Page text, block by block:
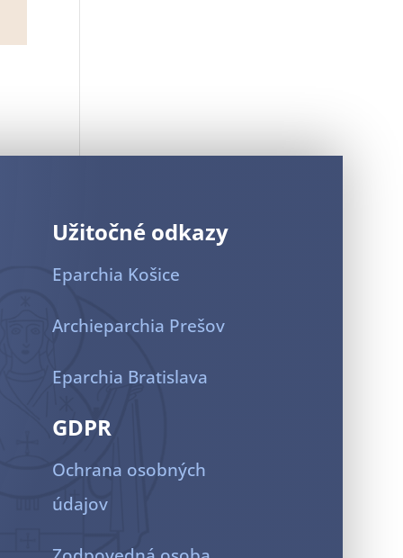
Užitočné odkazy
Eparchia Košice
Archieparchia Prešov
Eparchia Bratislava
GDPR
Ochrana osobných
údajov